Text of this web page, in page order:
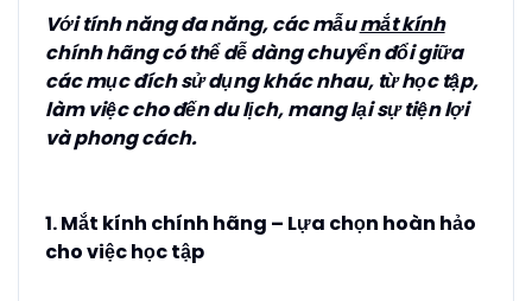
Với tính năng đa năng, các mẫumắt kính
chính hãng có thể dễ dàng chuyển đổi giữa
các mục đích sử dụng khác nhau, từ học tập,
làm việc cho đến du lịch, mang lại sự tiện lợi
và phong cách.
1. Mắt kính chính hãng – Lựa chọn hoàn hảo
cho việc học tập